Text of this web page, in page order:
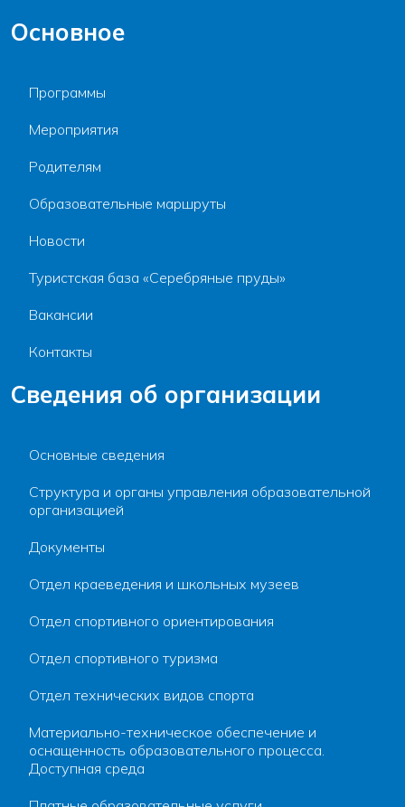
Основное
Программы
Мероприятия
Родителям
Образовательные маршруты
Новости
Туристская база «Серебряные пруды»
Вакансии
Контакты
Сведения об организации
Основные сведения
Структура и органы управления образовательной
организацией
Документы
Отдел краеведения и школьных музеев
Отдел спортивного ориентирования
Отдел спортивного туризма
Отдел технических видов спорта
Материально-техническое обеспечение и
оснащенность образовательного процесса.
Доступная среда